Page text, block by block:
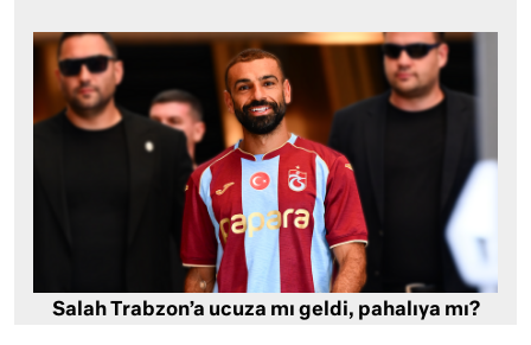
Salah Trabzon’a ucuza mı geldi, pahalıya mı?